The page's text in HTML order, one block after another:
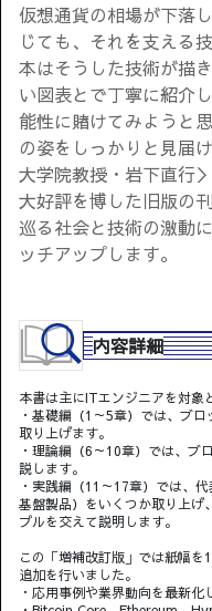
仮想通貨の相場が下落
じても、それを支える
本はそうした技術が描
い図表とで丁寧に紹介
能性に賭けてみようと
の姿をしっかりと見届
大学院教授・岩下直行＞
大好評を博した旧版の
巡る社会と技術の激動
ッチアップします。
内容詳細
本書は主にITエンジニアを対象
・基礎編（1～5章）では、ブ
取り上げます。
・理論編（6～10章）では、ブ
説します。
・実践編（11～17章）では、
基盤製品）をいくつか取り上げ
プルを交えて説明します。
この「増補改訂版」では紙幅
追加を行いました。
・応用事例や業界動向を最新化